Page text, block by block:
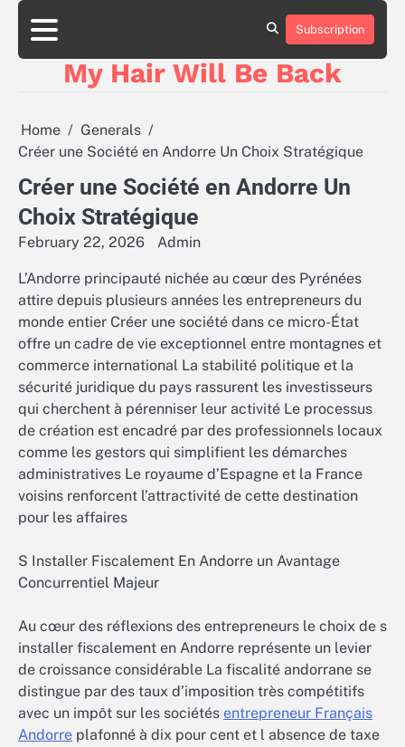
Skip
content
Subscription
My Hair Will Be Back
Home
Generals
Créer une Société en Andorre Un Choix Stratégique
Créer une Société en Andorre Un
Choix Stratégique
February 22, 2026 Admin
L’Andorre principauté nichée au cœur des Pyrénées
attire depuis plusieurs années les entrepreneurs du
monde entier Créer une société dans ce micro-État
offre un cadre de vie exceptionnel entre montagnes et
commerce international La stabilité politique et la
sécurité juridique du pays rassurent les investisseurs
qui cherchent à pérenniser leur activité Le processus
de création est encadré par des professionnels locaux
comme les gestors qui simplifient les démarches
administratives Le royaume d’Espagne et la France
voisins renforcent l’attractivité de cette destination
pour les affaires
S Installer Fiscalement En Andorre un Avantage
Concurrentiel Majeur
Au cœur des réflexions des entrepreneurs le choix de s
installer fiscalement en Andorre représente un levier
de croissance considérable La fiscalité andorrane se
distingue par des taux d’imposition très compétitifs
avec un impôt sur les sociétés entrepreneur Français
Andorre plafonné à dix pour cent et l absence de taxe